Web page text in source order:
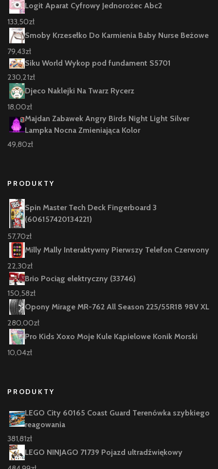
Logit Aparat Cyfrowy Jednorożec Abc2
133,50zł
Smoby Krzesełko Do Karmienia Baby Nurse Beżowe
79,43zł
Siku World Wykop pod fundament S5701
230,21zł
Djeco Naklejki Na Twarz Rycerz
18,00zł
Majdan Zabawek Angry Birds Night Light Silver
Lampka Nocna Zmieniająca Kolor
49,80zł
PRODUKTY
Spin Master Tech Deck Fingerboard 3
(606157420134221)
57,70zł
Milly Mally Interaktywny Pierwszy Telefon Czerwony
22,30zł
Brio Pociąg elektryczny (33746)
150,58zł
Opony Mirage MR-762 All Season 225/55R18 98V XL
280,00zł
Pro Kids Xoxo Moje Kule Kąpielowe Konik Morski
10,04zł
PRODUKTY
LEGO City 60165 Coast Guard Terenówka szybkiego
reagowania
381,81zł
LEGO NINJAGO 71739 Pojazd ultradźwiękowy